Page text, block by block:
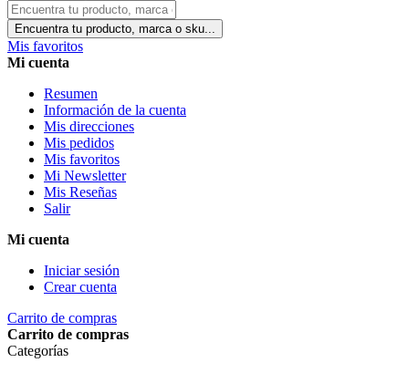
Encuentra tu producto, marca o sku...
Mis favoritos
Mi cuenta
Resumen
Información de la cuenta
Mis direcciones
Mis pedidos
Mis favoritos
Mi Newsletter
Mis Reseñas
Salir
Mi cuenta
Iniciar sesión
Crear cuenta
Carrito de compras
Carrito de compras
Categorías